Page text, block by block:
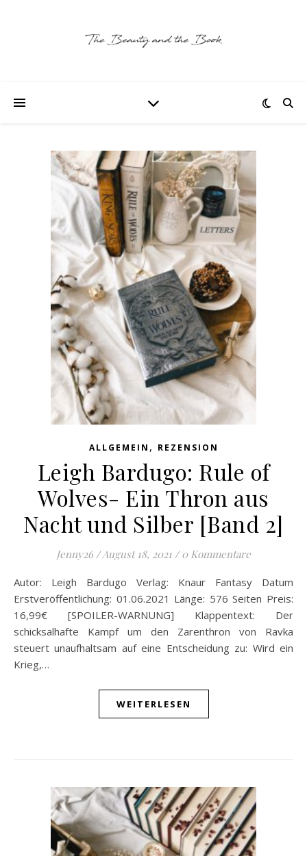
ALLGEMEIN , REZENSION
Leigh Bardugo: Rule of
Wolves- Ein Thron aus
Nacht und Silber [Band 2]
Jenny26 /August 18, 2021 / 0 Kommentare
Autor: Leigh Bardugo Verlag: Knaur Fantasy Datum
Erstveröffentlichung: 01.06.2021 Länge: 576 Seiten Preis:
16,99€ [SPOILER-WARNUNG] Klappentext: Der
schicksalhafte Kampf um den Zarenthron von Ravka
steuert unaufhaltsam auf eine Entscheidung zu: Wird ein
Krieg,…
WEITERLESEN